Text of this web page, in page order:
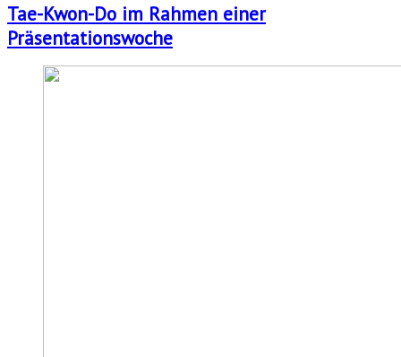
Tae-Kwon-Do im Rahmen einer
Präsentationswoche